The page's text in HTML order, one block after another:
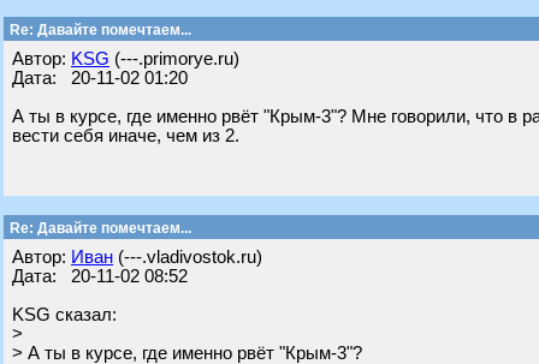
Re: Давайте помечтаем...
Автор: KSG (---.primorye.ru)
Дата: 20-11-02 01:20
А ты в курсе, где именно рвёт "Крым-3"? Мне говорили, что в
вести себя иначе, чем из 2.
Re: Давайте помечтаем...
Автор: Иван (---.vladivostok.ru)
Дата: 20-11-02 08:52
KSG сказал:
>
> А ты в курсе, где именно рвёт "Крым-3"?